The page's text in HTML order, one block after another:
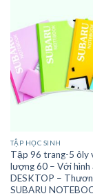
TẬP HỌC SINH
Tập 96 trang-5 ôly
lượng 60 – Với hình
DESKTOP –
SUBARU